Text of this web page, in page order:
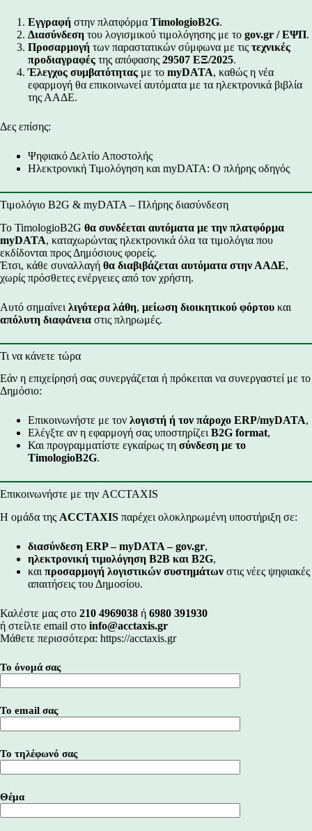
Εγγραφή στην πλατφόρμα TimologioB2G.
Διασύνδεση του λογισμικού τιμολόγησης με το gov.gr / ΕΨΠ.
Προσαρμογή των παραστατικών σύμφωνα με τις τεχνικές
προδιαγραφές της απόφασης 29507 ΕΞ/2025.
Έλεγχος συμβατότητας με το myDATA, καθώς η νέα
εφαρμογή θα επικοινωνεί αυτόματα με τα ηλεκτρονικά βιβλία
της ΑΑΔΕ.
Δες επίσης:
Ψηφιακό Δελτίο Αποστολής
Ηλεκτρονική Τιμολόγηση και myDATA: Ο πλήρης οδηγός
Τιμολόγιο B2G & myDATA – Πλήρης διασύνδεση
Το TimologioB2G θα συνδέεται αυτόματα με την πλατφόρμα
myDATA, καταχωρώντας ηλεκτρονικά όλα τα τιμολόγια που
εκδίδονται προς Δημόσιους φορείς.
Έτσι, κάθε συναλλαγή θα διαβιβάζεται αυτόματα στην ΑΑΔΕ,
χωρίς πρόσθετες ενέργειες από τον χρήστη.
Αυτό σημαίνει λιγότερα λάθη, μείωση διοικητικού φόρτου και
απόλυτη διαφάνεια στις πληρωμές.
Τι να κάνετε τώρα
Εάν η επιχείρησή σας συνεργάζεται ή πρόκειται να συνεργαστεί με το
Δημόσιο:
Επικοινωνήστε με τον λογιστή ή τον πάροχο ERP/myDATA,
Ελέγξτε αν η εφαρμογή σας υποστηρίζει B2G format,
Και προγραμματίστε εγκαίρως τη σύνδεση με το
TimologioB2G.
Επικοινωνήστε με την ACCTAXIS
Η ομάδα της ACCTAXIS παρέχει ολοκληρωμένη υποστήριξη σε:
διασύνδεση ERP – myDATA – gov.gr,
ηλεκτρονική τιμολόγηση B2B και B2G,
και προσαρμογή λογιστικών συστημάτων στις νέες ψηφιακές
απαιτήσεις του Δημοσίου.
Καλέστε μας στο 210 4969038 ή 6980 391930
ή στείλτε email στο info@acctaxis.gr
Μάθετε περισσότερα: https://acctaxis.gr
Το όνομά σας
Το email σας
Το τηλέφωνό σας
Θέμα